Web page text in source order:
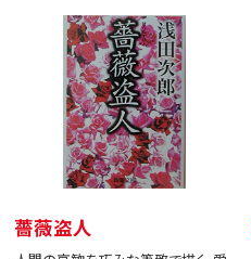
薔薇盗人